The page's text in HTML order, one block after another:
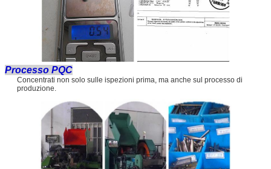
Processo PQC
Concentrati non solo sulle ispezioni prima, ma anche sul processo di
produzione.